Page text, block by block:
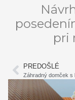
pri
PREDOŠLÉ
Záhradný domček s